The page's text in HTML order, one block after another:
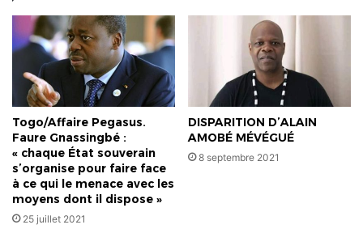
Togo/Affaire Pegasus.
Faure Gnassingbé :
« chaque État souverain
s’organise pour faire face
à ce qui le menace avec les
moyens dont il dispose »
25 juillet 2021
DISPARITION D’ALAIN
AMOBÉ MÉVÉGUÉ
8 septembre 2021